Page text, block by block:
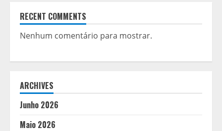
RECENT COMMENTS
Nenhum comentário para mostrar.
ARCHIVES
Junho 2026
Maio 2026